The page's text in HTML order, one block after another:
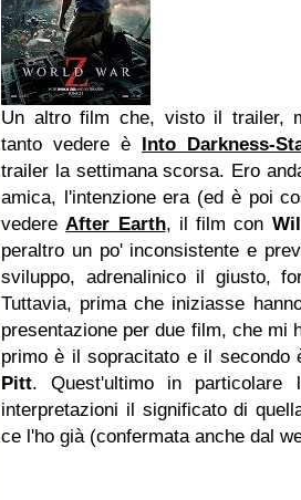
Un altro film che, visto il trailer,
tanto vedere è Into Darkness-
trailer la settimana scorsa. Ero
amica, l'intenzione era (ed è poi
vedereAfter Earth, il film con
peraltro un po' inconsistente e
sviluppo, adrenalinico il giusto,
Tuttavia, prima che iniziasse
presentazione per due film, che mi
primo è il sopracitato e il secondo
Pitt. Quest'ultimo in particolare
interpretazioni il significato di
ce l'ho già (confermata anche dal